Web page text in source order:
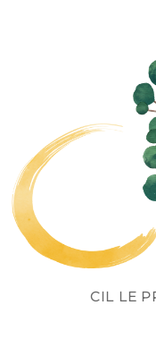
CIL LE